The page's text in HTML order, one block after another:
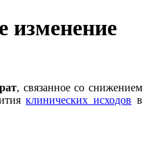
изменение
, связанное со снижением
клинических исходов в